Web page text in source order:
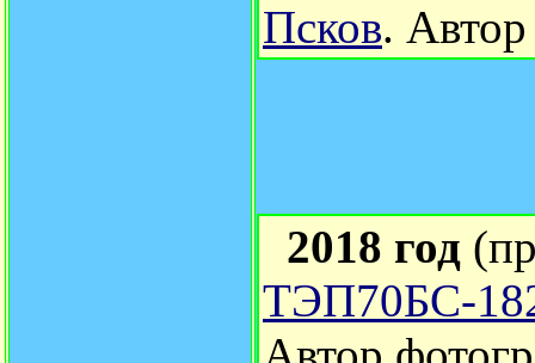
Псков.
2018 год
ТЭП70БС-